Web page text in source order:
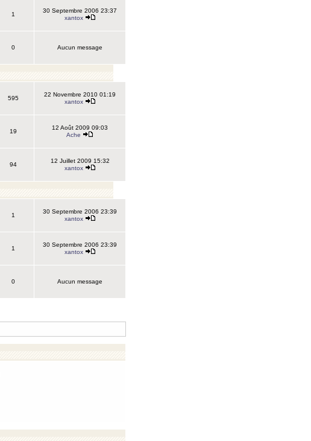
1
30 Septembre 2006 23:37
xantox
0 Aucun message
595
22 Novembre 2010 01:19
xantox
19
12 Août 2009 09:03
Ache
94
12 Juillet 2009 15:32
xantox
1
30 Septembre 2006 23:39
xantox
1
30 Septembre 2006 23:39
xantox
0 Aucun message